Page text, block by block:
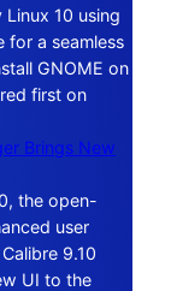
10 using
for a seamless
GNOME on
first on
Brings New
the open-
user
9.10
UI to the